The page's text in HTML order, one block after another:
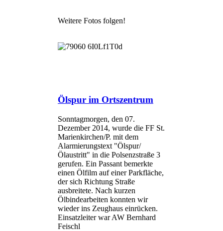
Weitere Fotos folgen!
Ölspur im Ortszentrum
Sonntagmorgen, den 07.
Dezember 2014, wurde die FF St.
Marienkirchen/P. mit dem
Alarmierungstext "Ölspur/
Ölaustritt" in die Polsenzstraße 3
gerufen. Ein Passant bemerkte
einen Ölfilm auf einer Parkfläche,
der sich Richtung Straße
ausbreitete. Nach kurzen
Ölbindearbeiten konnten wir
wieder ins Zeughaus einrücken.
Einsatzleiter war AW Bernhard
Feischl